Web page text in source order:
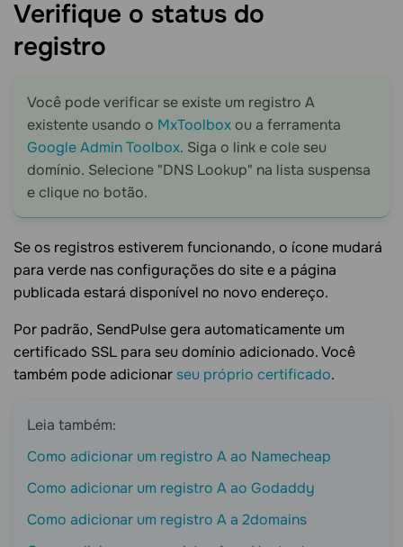
Verifique o status do
registro
Você pode verificar se existe um registro A
existente usando o MxToolbox ou a ferramenta
Google Admin Toolbox. Siga o link e cole seu
domínio. Selecione "DNS Lookup" na lista suspensa
e clique no botão.
Se os registros estiverem funcionando, o ícone mudará
para verde nas configurações do site e a página
publicada estará disponível no novo endereço.
Por padrão, SendPulse gera automaticamente um
certificado SSL para seu domínio adicionado. Você
também pode adicionar seu próprio certificado.
Leia também:
Como adicionar um registro A ao Namecheap
Como adicionar um registro A ao Godaddy
Como adicionar um registro A a 2domains